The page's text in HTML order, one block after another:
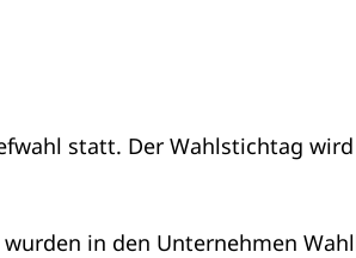
statt. Der Wahlstichtag
in den Unternehmen